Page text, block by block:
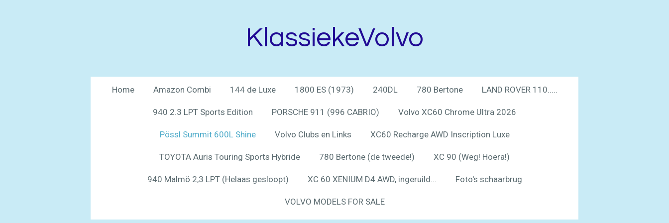
KlassiekeVolvo
Home Amazon Combi 144 de Luxe 1800 ES (1973) 240DL 780 Bertone LAND ROVER 110.....
940 2.3 LPT Sports Edition PORSCHE 911 (996 CABRIO) Volvo XC60 Chrome Ultra 2026
Pössl Summit 600L Shine Volvo Clubs en Links XC60 Recharge AWD Inscription Luxe
TOYOTA Auris Touring Sports Hybride 780 Bertone (de tweede!) XC 90 (Weg! Hoera!)
940 Malmö 2,3 LPT (Helaas gesloopt) XC 60 XENIUM D4 AWD, ingeruild... Foto's schaarbrug
VOLVO MODELS FOR SALE